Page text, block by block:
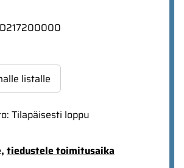
listalle
Tilapäisesti loppu
tiedustele toimitusaika